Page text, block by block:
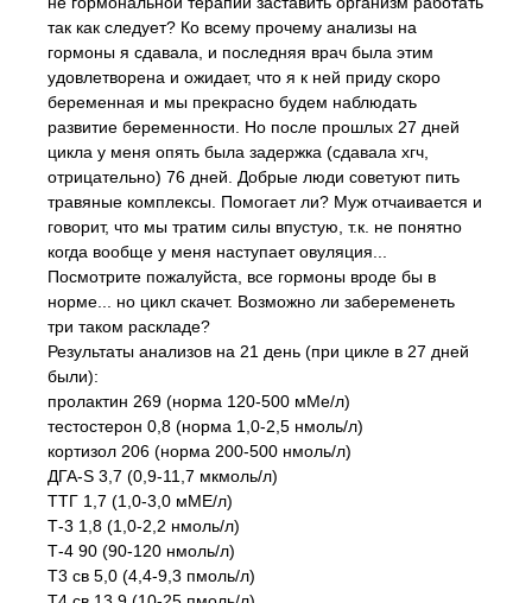
так как следует? Ко всему прочему анализы на
гормоны я сдавала, и последняя врач была этим
удовлетворена и ожидает, что я к ней приду скоро
беременная и мы прекрасно будем наблюдать
развитие беременности. Но после прошлых 27 дней
цикла у меня опять была задержка (сдавала хгч,
отрицательно) 76 дней. Добрые люди советуют пить
травяные комплексы. Помогает ли? Муж отчаивается и
говорит, что мы тратим силы впустую, т.к. не понятно
когда вообще у меня наступает овуляция...
Посмотрите пожалуйста, все гормоны вроде бы в
норме... но цикл скачет. Возможно ли забеременеть
три таком раскладе?
Результаты анализов на 21 день (при цикле в 27 дней
были):
пролактин 269 (норма 120-500 мМе/л)
тестостерон 0,8 (норма 1,0-2,5 нмоль/л)
кортизол 206 (норма 200-500 нмоль/л)
ДГА-S 3,7 (0,9-11,7 мкмоль/л)
ТТГ 1,7 (1,0-3,0 мМЕ/л)
Т-3 1,8 (1,0-2,2 нмоль/л)
Т-4 90 (90-120 нмоль/л)
Т3 св 5,0 (4,4-9,3 пмоль/л)